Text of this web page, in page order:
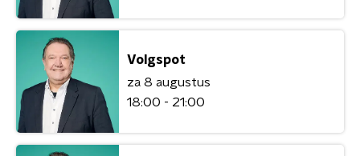
Volgspot
za 8 augustus
18:00 - 21:00